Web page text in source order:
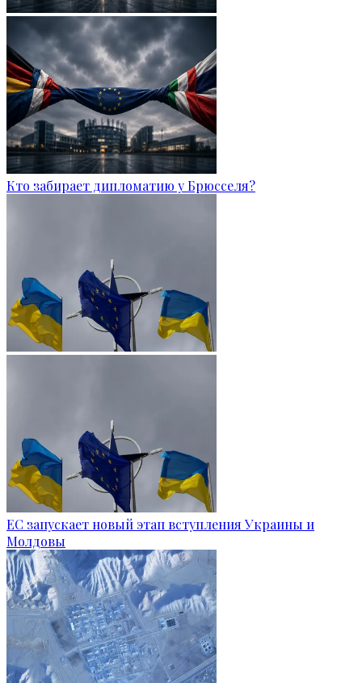
Кто забирает дипломатию у Брюсселя?
ЕС запускает новый этап вступления Украины и
Молдовы